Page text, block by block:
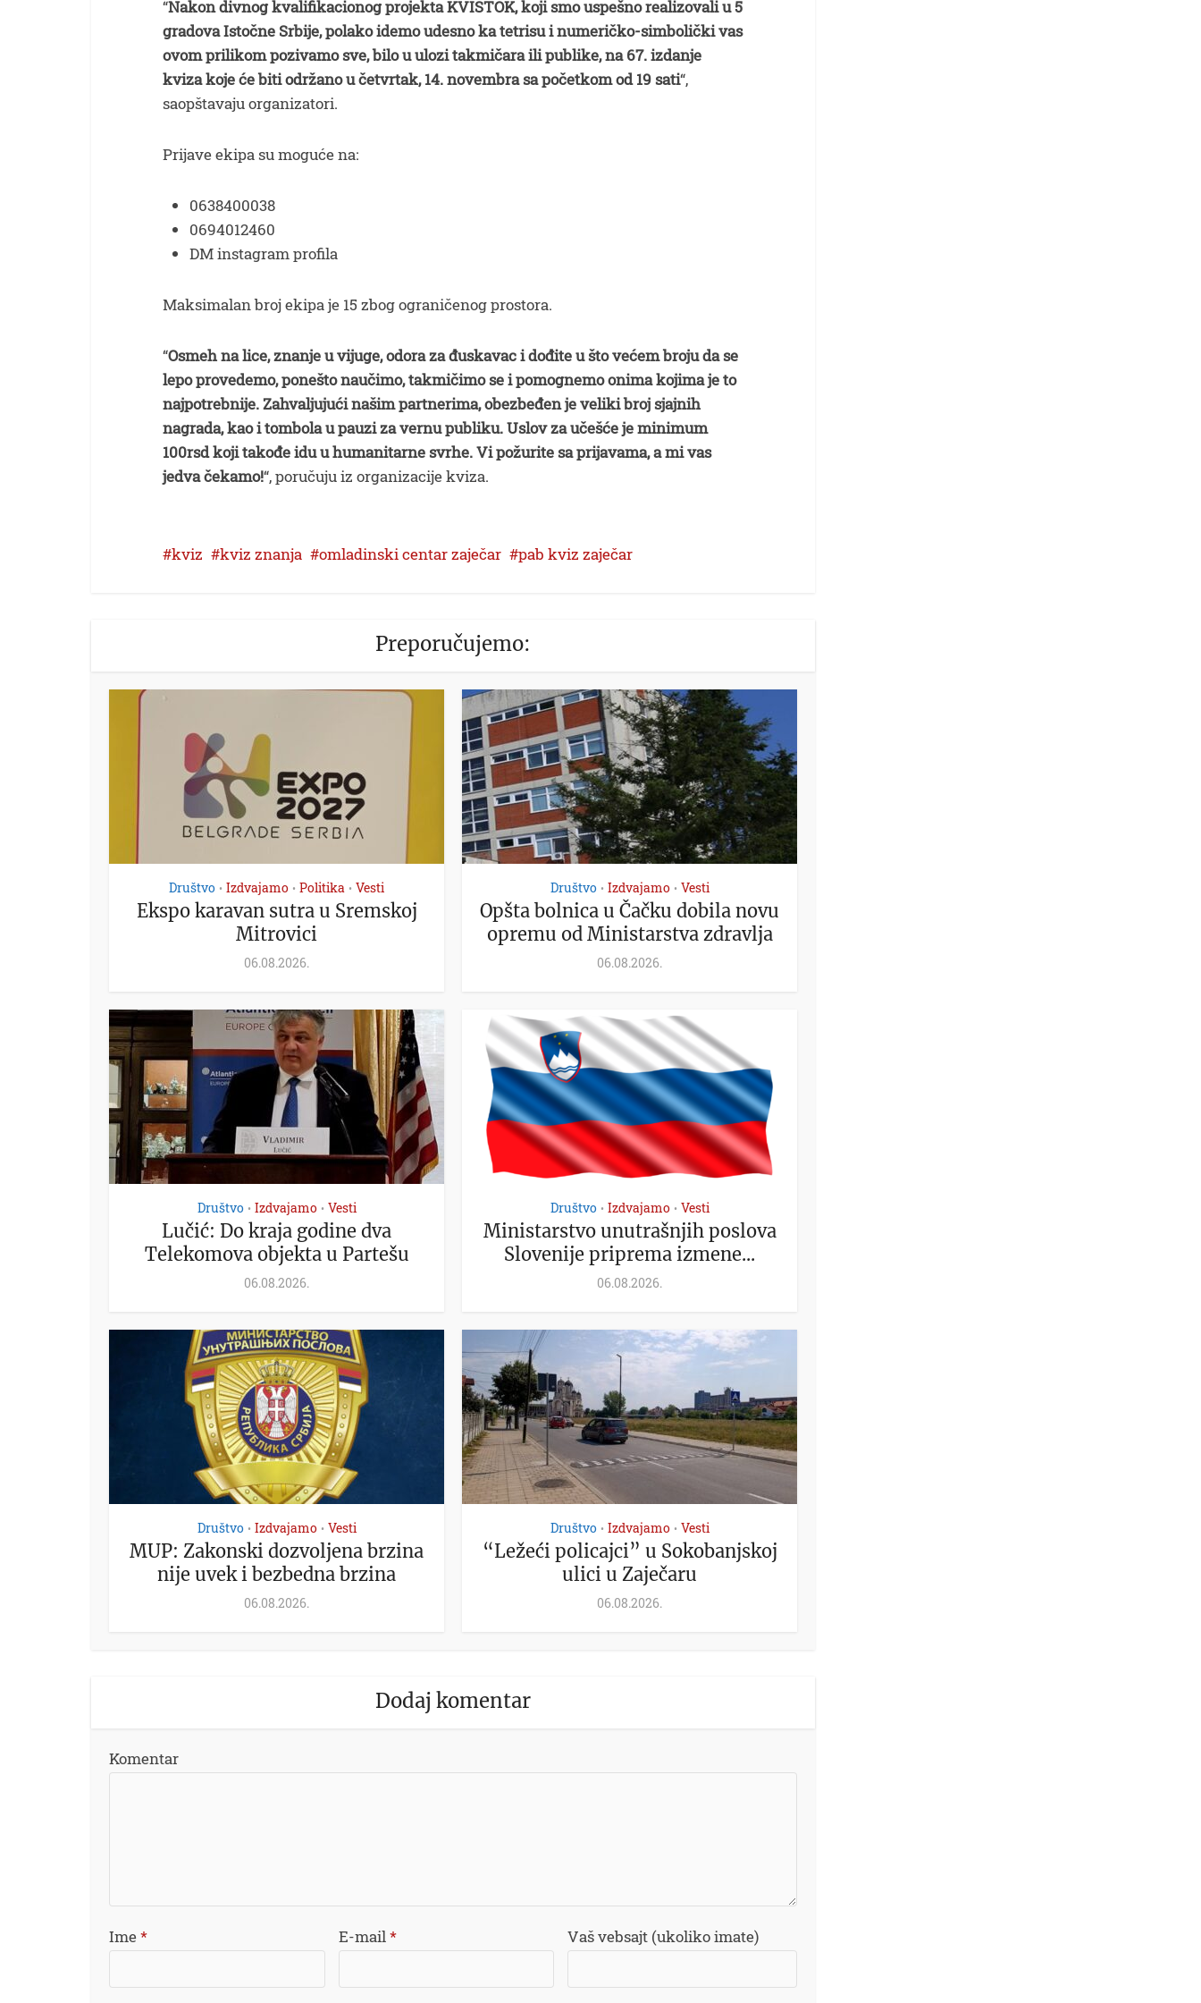
“Nakon divnog kvalifikacionog projekta KVISTOK, koji smo uspešno realizovali u 5
gradova Istočne Srbije, polako idemo udesno ka tetrisu i numeričko-simbolički vas
ovom prilikom pozivamo sve, bilo u ulozi takmičara ili publike, na 67. izdanje
kviza koje će biti održano u četvrtak, 14. novembra sa početkom od 19 sati“,
saopštavaju organizatori.
Prijave ekipa su moguće na:
0638400038
0694012460
DM instagram profila
Maksimalan broj ekipa je 15 zbog ograničenog prostora.
“Osmeh na lice, znanje u vijuge, odora za đuskavac i dođite u što većem broju da se
lepo provedemo, ponešto naučimo, takmičimo se i pomognemo onima kojima je to
najpotrebnije. Zahvaljujući našim partnerima, obezbeđen je veliki broj sjajnih
nagrada, kao i tombola u pauzi za vernu publiku. Uslov za učešće je minimum
100rsd koji takođe idu u humanitarne svrhe. Vi požurite sa prijavama, a mi vas
jedva čekamo!“, poručuju iz organizacije kviza.
kviz kviz znanja omladinski centar zaječar pab kviz zaječar
Preporučujemo:
Društvo • Izdvajamo • Politika • Vesti
Ekspo karavan sutra u Sremskoj
Mitrovici
06.08.2026.
Društvo • Izdvajamo • Vesti
Opšta bolnica u Čačku dobila novu
opremu od Ministarstva zdravlja
06.08.2026.
Društvo • Izdvajamo • Vesti
Lučić: Do kraja godine dva
Telekomova objekta u Partešu
06.08.2026.
Društvo • Izdvajamo • Vesti
Ministarstvo unutrašnjih poslova
Slovenije priprema izmene...
06.08.2026.
Društvo • Izdvajamo • Vesti
MUP: Zakonski dozvoljena brzina
nije uvek i bezbedna brzina
06.08.2026.
Društvo • Izdvajamo • Vesti
“Ležeći policajci” u Sokobanjskoj
ulici u Zaječaru
06.08.2026.
Dodaj komentar
Komentar
Ime* E-mail* Vaš vebsajt (ukoliko imate)